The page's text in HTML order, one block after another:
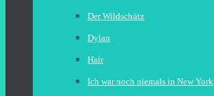
Der Wildschütz
Dylan
Hair
Ich war noch niemals in New York